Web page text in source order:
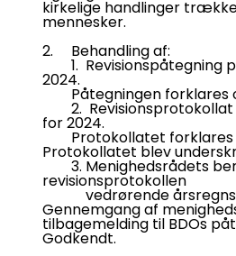
kirkelige handlinger
mennesker.
2. Behandling af:
1. Revisionspåtegning
2024.
Påtegningen forklares
2. Revisionsprotokollat
for 2024.
Protokollatet forklares
Protokollatet blev
3. Menighedsrådets
revisionsprotokollen
vedrørende
Gennemgang af
tilbagemelding til BDOs
Godkendt.